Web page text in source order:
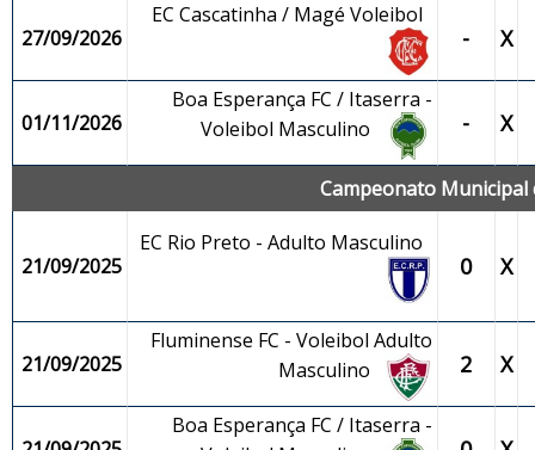
27/09/2026
EC Cascatinha / Magé Voleibol
- X
01/11/2026
Boa Esperança FC / Itaserra -
Voleibol Masculino
- X
Campeonato Municipal
21/09/2025
EC Rio Preto - Adulto Masculino
0 X
21/09/2025
Fluminense FC - Voleibol Adulto
Masculino
2 X
Boa Esperança FC / Itaserra -